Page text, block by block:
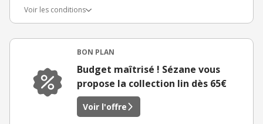
Voir les conditions
BON PLAN
Budget maîtrisé ! Sézane vous
propose la collection lin dès 65€
Voir l'offre